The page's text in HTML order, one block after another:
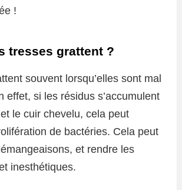
!
tresses grattent ?
souvent lorsqu’elles sont mal
effet, si les résidus s’accumulent
le cuir chevelu, cela peut
de bactéries. Cela peut
et rendre les
inesthétiques.